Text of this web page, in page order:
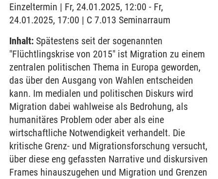
Einzeltermin | Fr, 24.01.2025, 12:00 - Fr,
24.01.2025, 17:00 | C 7.013 Seminarraum
Inhalt: Spätestens seit der sogenannten
"Flüchtlingskrise von 2015" ist Migration zu einem
zentralen politischen Thema in Europa geworden,
das über den Ausgang von Wahlen entscheiden
kann. Im medialen und politischen Diskurs wird
Migration dabei wahlweise als Bedrohung, als
humanitäres Problem oder aber als eine
wirtschaftliche Notwendigkeit verhandelt. Die
kritische Grenz- und Migrationsforschung versucht,
über diese eng gefassten Narrative und diskursiven
Frames hinauszugehen und Migration und Grenzen